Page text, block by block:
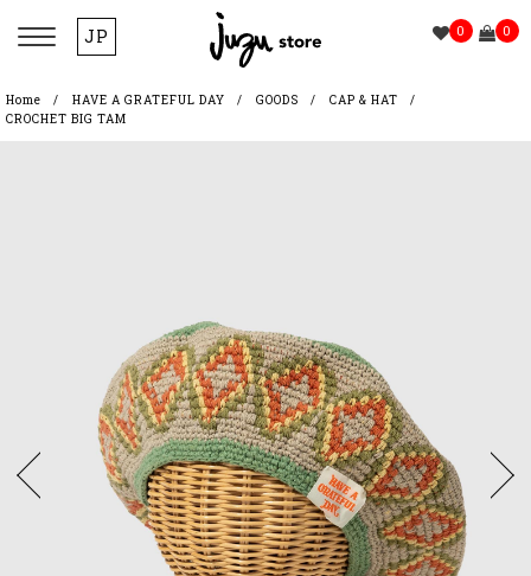
JP 0 0
Home HAVE A GRATEFUL DAY GOODS
CAP & HAT
CROCHET BIG TAM